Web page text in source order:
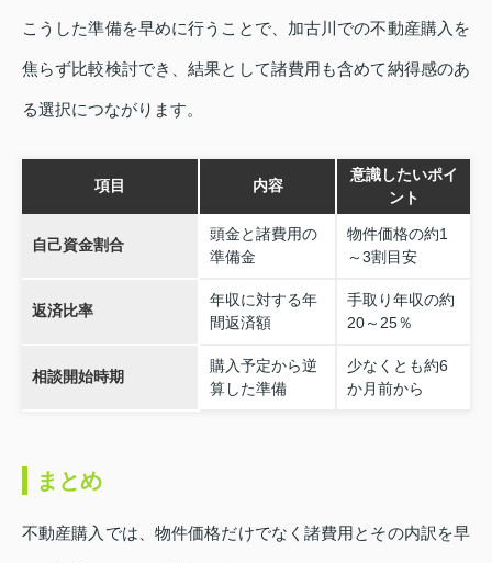
こうした準備を早めに行うことで、加古川での不動産購入を
焦らず比較検討でき、結果として諸費用も含めて納得感のあ
る選択につながります。
項目 内容
意識したいポイ
ント
自己資金割合
頭金と諸費用の
準備金
物件価格の約1
～3割目安
返済比率
年収に対する年
間返済額
手取り年収の約
20～25％
相談開始時期
購入予定から逆
算した準備
少なくとも約6
か月前から
まとめ
不動産購入では、物件価格だけでなく諸費用とその内訳を早